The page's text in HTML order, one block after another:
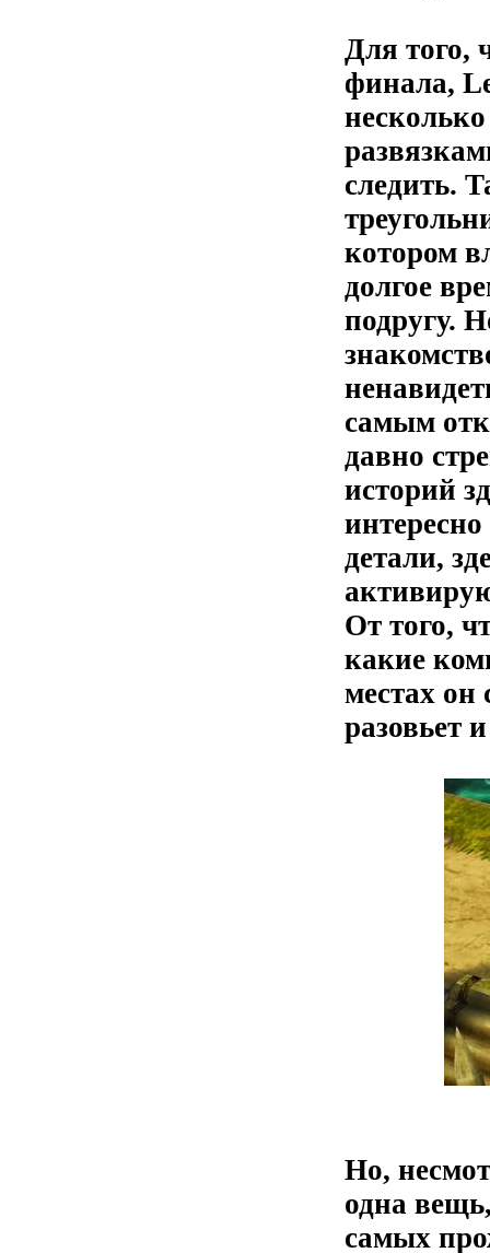
Для того,
финала,
следить.
котором
долгое
подругу.
самым
давно
историй
детали,
От того,
какие
местах
разовьет
Но,
одна
самых